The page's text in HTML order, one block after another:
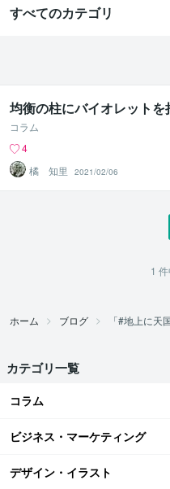
すべてのカテゴリ
均衡の柱にバイオレットを
コラム
4
橘 知里
2021/02/06
1
ホーム ブログ 「#地上に天
カテゴリ一覧
コラム
ビジネス・マーケティング
デザイン・イラスト